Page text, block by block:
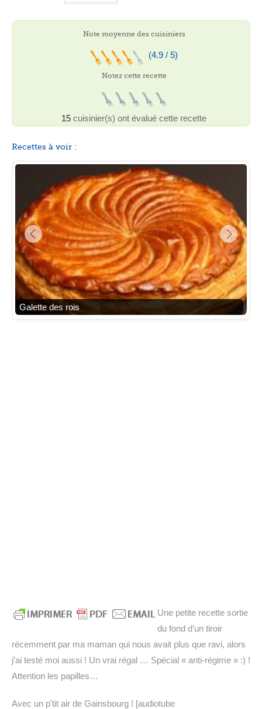
Note moyenne des cuisiniers
(4.9 / 5)
Notez cette recette
15 cuisinier(s) ont évalué cette recette
Recettes à voir :
Galette des rois
Une petite recette sortie
du fond d’un tiroir
récemment par ma maman qui nous avait plus que ravi, alors
j’ai testé moi aussi ! Un vrai régal … Spécial « anti-régime » :) !
Attention les papilles…
Avec un p’tit air de Gainsbourg ! [audiotube